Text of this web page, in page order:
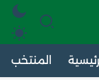
المنتخب